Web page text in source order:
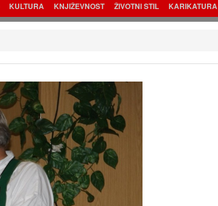
KULTURA KNJIŽEVNOST ŽIVOTNI STIL KARIKATURA